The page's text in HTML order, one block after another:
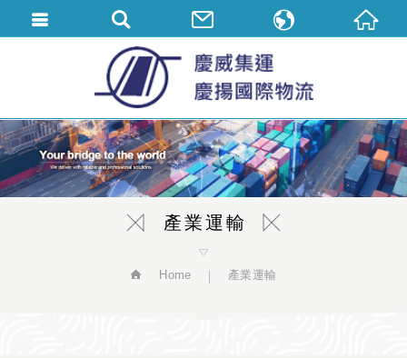
產業運輸
Home 產業運輸
繁體中文
English
简体中文